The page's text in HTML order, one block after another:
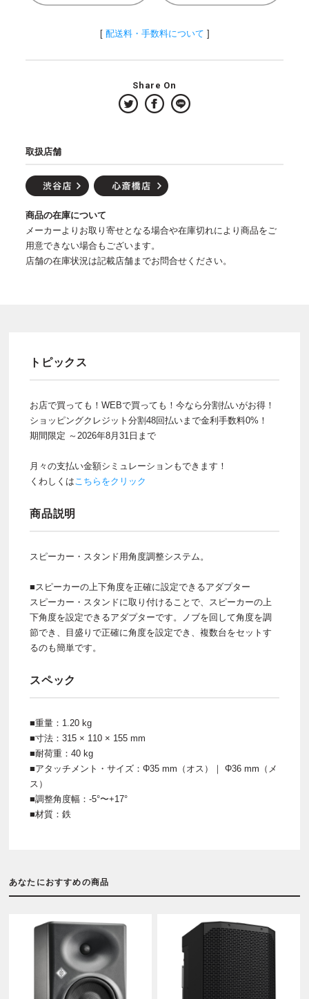
[ 配送料・手数料について ]
Share On
取扱店舗
商品の在庫について
メーカーよりお取り寄せとなる場合や在庫切れにより商品をご
用意できない場合もございます。
店舗の在庫状況は記載店舗までお問合せください。
トピックス
お店で買っても！WEBで買っても！今なら分割払いがお得！
ショッピングクレジット分割48回払いまで金利手数料0%！
期間限定 ～2026年8月31日まで
月々の支払い金額シミュレーションもできます！
くわしくはこちらをクリック
商品説明
スピーカー・スタンド用角度調整システム。
■スピーカーの上下角度を正確に設定できるアダプター
スピーカー・スタンドに取り付けることで、スピーカーの上
下角度を設定できるアダプターです。ノブを回して角度を調
節でき、目盛りで正確に角度を設定でき、複数台をセットす
るのも簡単です。
スペック
■重量：1.20 kg
■寸法：315 × 110 × 155 mm
■耐荷重：40 kg
■アタッチメント・サイズ：Φ35 mm（オス）｜ Φ36 mm（メ
ス）
■調整角度幅：-5°〜+17°
■材質：鉄
あなたにおすすめの商品